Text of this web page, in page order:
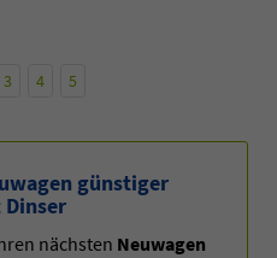
3 4 5
günstiger
nächsten Neuwagen